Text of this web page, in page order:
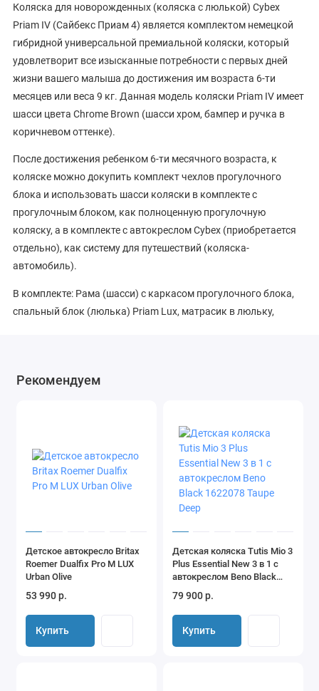
Коляска для новорожденных (коляска с люлькой) Cybex
Priam IV (Сайбекс Приам 4) является комплектом немецкой
гибридной универсальной премиальной коляски, который
удовлетворит все изысканные потребности с первых дней
жизни вашего малыша до достижения им возраста 6-ти
месяцев или веса 9 кг. Данная модель коляски Priam IV имеет
шасси цвета Chrome Brown (шасси хром, бампер и ручка в
коричневом оттенке).
После достижения ребенком 6-ти месячного возраста, к
коляске можно докупить комплект чехлов прогулочного
блока и использовать шасси коляски в комплекте с
прогулочным блоком, как полноценную прогулочную
коляску, а в комплекте с автокреслом Cybex (приобретается
отдельно), как систему для путешествий (коляска-
автомобиль).
В комплекте: Рама (шасси) с каркасом прогулочного блока,
спальный блок (люлька) Priam Lux, матрасик в люльку,
Priam IV – последняя коллекция гибридных колясок-
коляска, но при этом обладающая элегантной и
вневременной формой. Этот продукт произвел революцию в
отрасли, объединив престижные элементы дизайна с новыми
функциями, которые делают жизнь родителей еще проще и
соответствуют их самым высоким ожиданиям. Его основные
характеристики включают в себя: готовую систему
перемещения, полноприводную подвеску, выдвижной
солнцезащитный козырек размера XXL, обеспечивающий
защиту от солнца UPF50+, удобное складывание одной рукой,
Cybex Priam IV имеет несколько возможных комбинаций по
Рекомендуем
Детское автокресло Britax
Roemer Dualfix Pro M LUX
Urban Olive
53 990 р.
Купить
Детская коляска Tutis Mio 3
Plus Essential New 3 в 1 с
автокреслом Beno Black
79 900 р.
Купить